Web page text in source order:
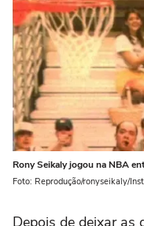
Rony Seikaly jogou na NBA
Foto: Reprodução/ronyseikaly/
Depois de deixar as